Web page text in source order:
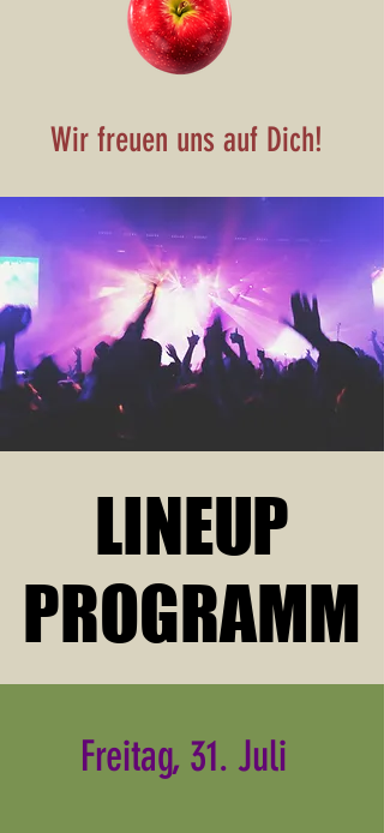
Wir freuen uns auf Dich!
LINEUP
PROGRAMM
LINEUP
PROGRAMM
Freitag, 31. Juli